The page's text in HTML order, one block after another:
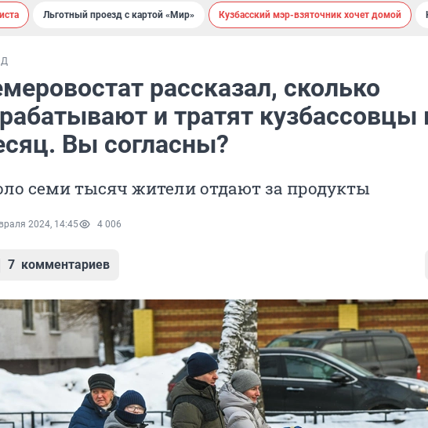
Льготный проезд с картой «Мир» Кузбасский мэр-взяточник хочет домой
рассказал, сколько
и тратят кузбассовцы
Вы согласны?
семи тысяч жители отдают за продукты
2024, 14:45 4 006
7 комментариев